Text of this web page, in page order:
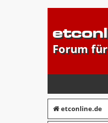
Forum
etconline.de